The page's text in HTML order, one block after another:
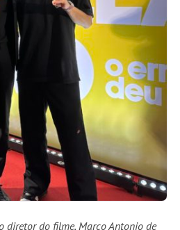
diretor do filme, Marco Antonio de